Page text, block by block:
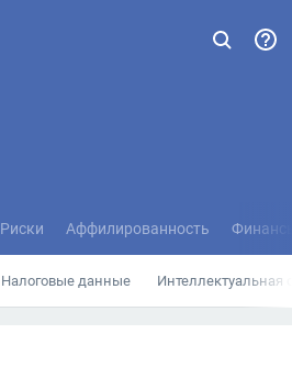
Риски Аффилированность
Налоговые данные Интеллектуальная